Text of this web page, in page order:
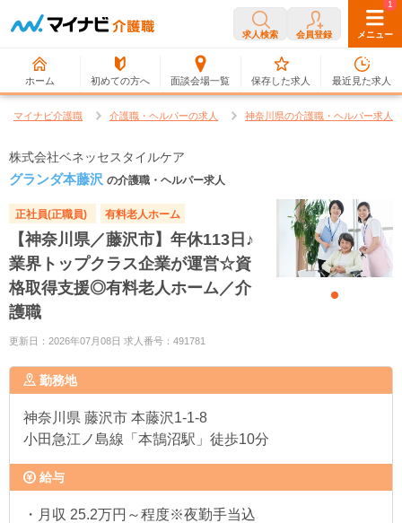
求人検索 会員登録 メニュー
ホーム 初めての方へ 面談会場一覧
0
保存した求人
1
最近見た求人
マイナビ介護職 介護職・ヘルパーの求人 神奈川県の介護職・ヘルパー求人
株式会社ベネッセスタイルケア
グランダ本藤沢 の介護職・ヘルパー求人
正社員(正職員) 有料老人ホーム
【神奈川県／藤沢市】年休113日♪
業界トップクラス企業が運営☆資
格取得支援◎有料老人ホーム／介
護職
更新日：2026年07月08日 求人番号：491781
勤務地
神奈川県 藤沢市 本藤沢1-1-8
小田急江ノ島線「本鵠沼駅」徒歩10分
給与
・月収 25.2万円～程度※夜勤手当込